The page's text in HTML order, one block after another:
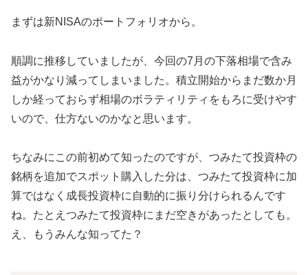
まずは新NISAのポートフォリオから。
順調に推移していましたが、 今回の7月の下落相場で含み
益がかなり減ってしまいました。 積立開始からまだ数か月
しか経っておらず相場のボラティリティをもろに受けやす
いので、仕方ないのかなと思います。
ちなみにこの前初めて知ったのですが、つみたて投資枠の
銘柄を追加でスポット購入した分は、つみたて投資枠に加
算ではなく成長投資枠に自動的に振り分けられるんです
ね。たとえつみたて投資枠にまだ空きがあったとしても。
え、もうみんな知ってた？